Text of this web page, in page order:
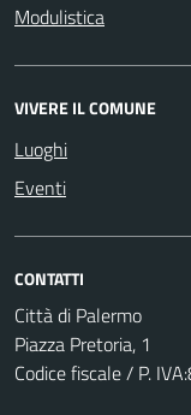
Modulistica
VIVERE IL COMUNE
Luoghi
Eventi
CONTATTI
Città di Palermo
Piazza Pretoria, 1
Codice fiscale / P.